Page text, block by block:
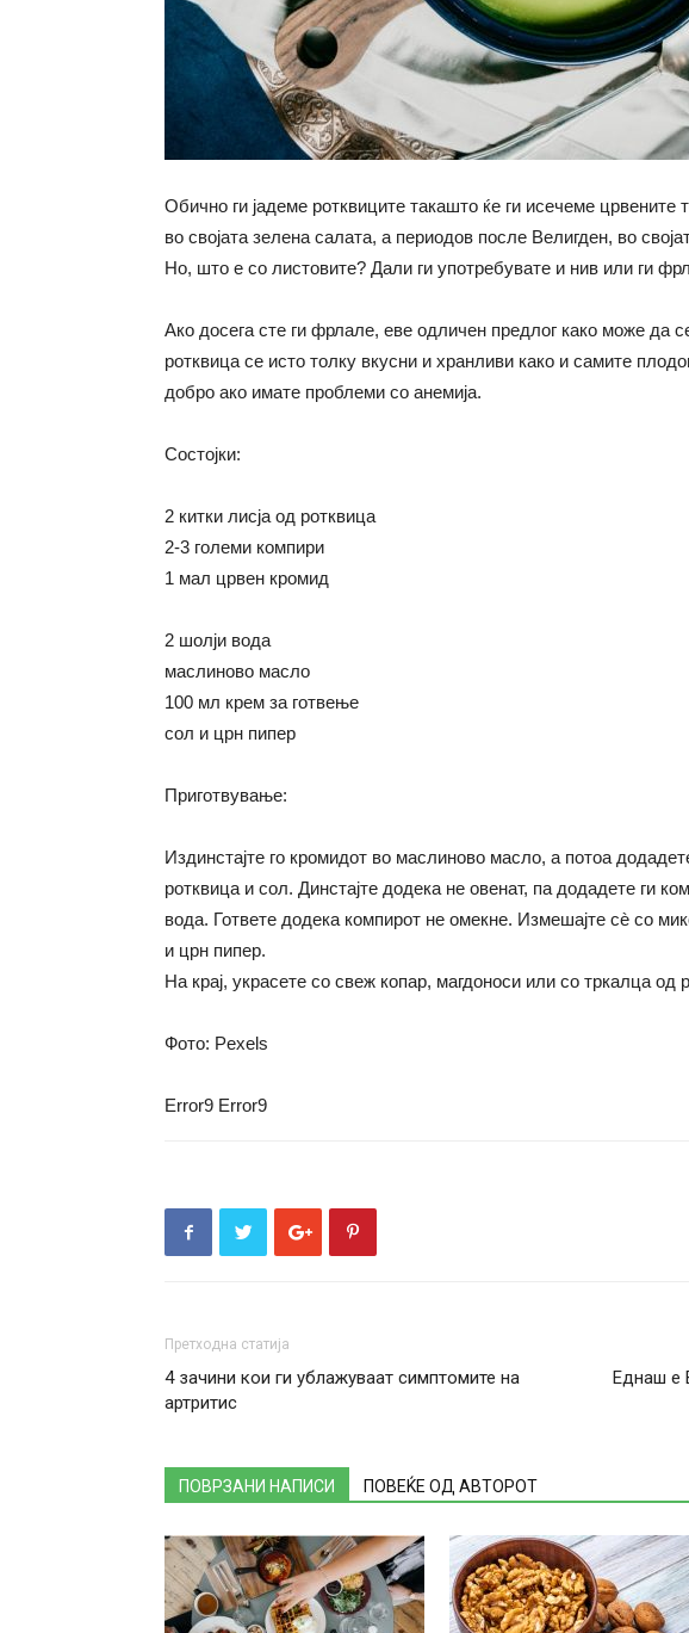
Обично ги јадеме ротквиците такашто ќе ги исечеме црвените
во својата зелена салата, а периодов после Велигден, во
Но, што е со листовите? Дали ги употребувате и нив или ги
Ако досега сте ги фрлале, еве одличен предлог како може да
ротквица се исто толку вкусни и хранливи како и самите
добро ако имате проблеми со анемија.
Состојки:
2 китки лисја од ротквица
2-3 големи компири
1 мал црвен кромид
2 шолји вода
маслиново масло
100 мл крем за готвење
сол и црн пипер
Приготвување:
Издинстајте го кромидот во маслиново масло, а потоа
ротквица и сол. Динстајте додека не овенат, па додадете ги
вода. Гответе додека компирот не омекне. Измешајте сè со
и црн пипер.
На крај, украсете со свеж копар, магдоноси или со тркалца од
Фото: Pexels
Error9 Error9
Претходна статија
4 зачини кои ги ублажуваат симптомите на
артритис
Еднаш е
ПОВРЗАНИ НАПИСИ ПОВЕЌЕ ОД АВТОРОТ